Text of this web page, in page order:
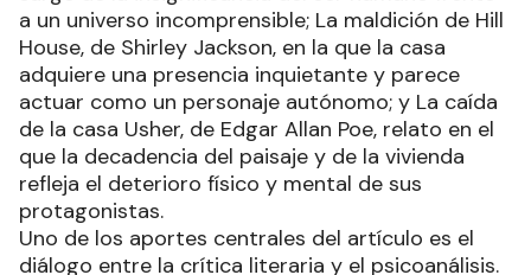
a un universo incomprensible; La maldición de Hill
House, de Shirley Jackson, en la que la casa
adquiere una presencia inquietante y parece
actuar como un personaje autónomo; y La caída
de la casa Usher, de Edgar Allan Poe, relato en el
que la decadencia del paisaje y de la vivienda
refleja el deterioro físico y mental de sus
protagonistas.
Uno de los aportes centrales del artículo es el
diálogo entre la crítica literaria y el psicoanálisis.